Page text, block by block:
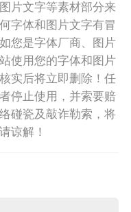
片文字等素材部分来
字体和图片文字有冒
您是字体厂商、图片
使用您的字体和图片
实后将立即删除！任
停止使用，并索要赔
碰瓷及敲诈勒索，将
谅解！